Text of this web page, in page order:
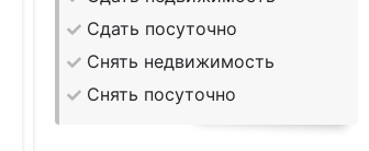
Сдать посуточно
Снять недвижимость
Снять посуточно